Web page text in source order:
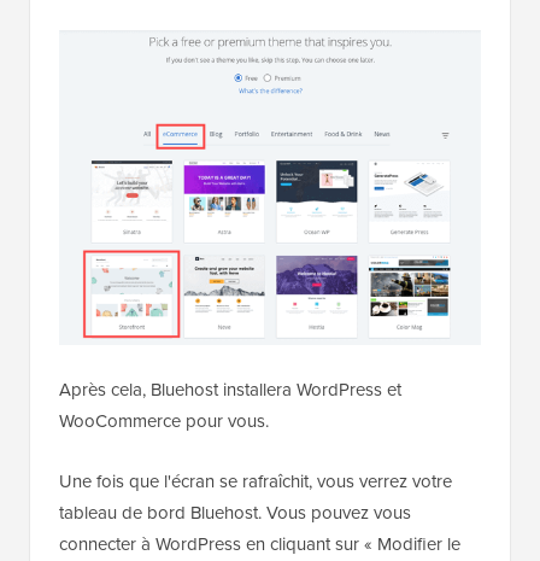
Après cela, Bluehost installera WordPress et
WooCommerce pour vous.
Une fois que l'écran se rafraîchit, vous verrez votre
tableau de bord Bluehost. Vous pouvez vous
connecter à WordPress en cliquant sur « Modifier le